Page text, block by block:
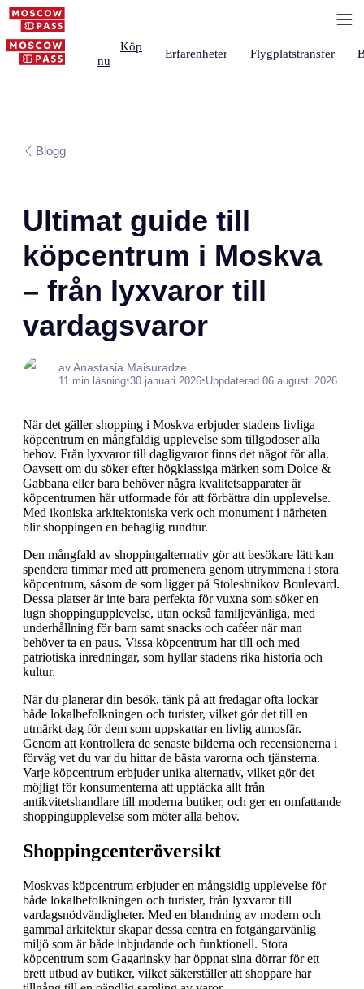
Köp
nu
Erfarenheter Flygplatstransfer
Blogg
Ultimat guide till
köpcentrum i Moskva
– från lyxvaror till
vardagsvaror
av Anastasia Maisuradze
11 min läsning•30 januari 2026•Uppdaterad 06 augusti 2026
När det gäller shopping i Moskva erbjuder stadens livliga
köpcentrum en mångfaldig upplevelse som tillgodoser alla
behov. Från lyxvaror till dagligvaror finns det något för alla.
Oavsett om du söker efter högklassiga märken som Dolce &
Gabbana eller bara behöver några kvalitetsapparater är
köpcentrumen här utformade för att förbättra din upplevelse.
Med ikoniska arkitektoniska verk och monument i närheten
blir shoppingen en behaglig rundtur.
Den mångfald av shoppingalternativ gör att besökare lätt kan
spendera timmar med att promenera genom utrymmena i stora
köpcentrum, såsom de som ligger på Stoleshnikov Boulevard.
Dessa platser är inte bara perfekta för vuxna som söker en
lugn shoppingupplevelse, utan också familjevänliga, med
underhållning för barn samt snacks och caféer när man
behöver ta en paus. Vissa köpcentrum har till och med
patriotiska inredningar, som hyllar stadens rika historia och
kultur.
När du planerar din besök, tänk på att fredagar ofta lockar
både lokalbefolkningen och turister, vilket gör det till en
utmärkt dag för dem som uppskattar en livlig atmosfär.
Genom att kontrollera de senaste bilderna och recensionerna i
förväg vet du var du hittar de bästa varorna och tjänsterna.
Varje köpcentrum erbjuder unika alternativ, vilket gör det
möjligt för konsumenterna att upptäcka allt från
antikvitetshandlare till moderna butiker, och ger en omfattande
shoppingupplevelse som möter alla behov.
Shoppingcenteröversikt
Moskvas köpcentrum erbjuder en mångsidig upplevelse för
både lokalbefolkningen och turister, från lyxvaror till
vardagsnödvändigheter. Med en blandning av modern och
gammal arkitektur skapar dessa centra en fotgängarvänlig
miljö som är både inbjudande och funktionell. Stora
köpcentrum som Gagarinsky har öppnat sina dörrar för ett
brett utbud av butiker, vilket säkerställer att shoppare har